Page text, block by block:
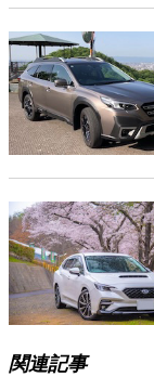
関連記事